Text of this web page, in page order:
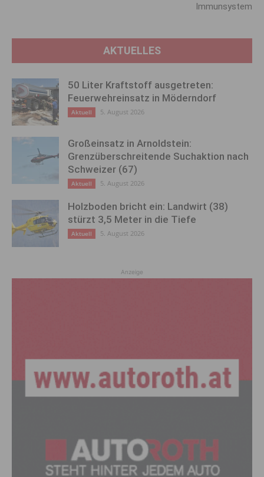
Immunsystem
AKTUELLES
50 Liter Kraftstoff ausgetreten:
Feuerwehreinsatz in Möderndorf
Aktuell 5. August 2026
Großeinsatz in Arnoldstein:
Grenzüberschreitende Suchaktion nach
Schweizer (67)
Aktuell 5. August 2026
Holzboden bricht ein: Landwirt (38)
stürzt 3,5 Meter in die Tiefe
Aktuell 5. August 2026
Anzeige